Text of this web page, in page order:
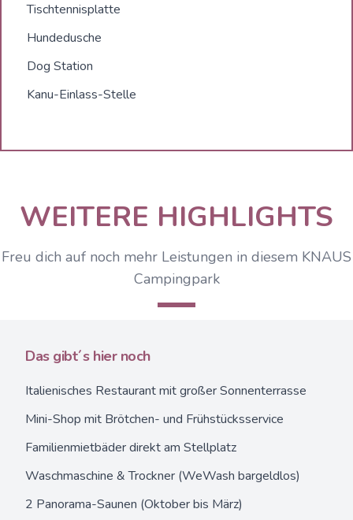
Tischtennisplatte
Hundedusche
Dog Station
Kanu-Einlass-Stelle
WEITERE HIGHLIGHTS
Freu dich auf noch mehr Leistungen in diesem KNAUS
Campingpark
Das gibt´s hier noch
Italienisches Restaurant mit großer Sonnenterrasse
Mini-Shop mit Brötchen- und Frühstücksservice
Familienmietbäder direkt am Stellplatz
Waschmaschine & Trockner (WeWash bargeldlos)
2 Panorama-Saunen (Oktober bis März)